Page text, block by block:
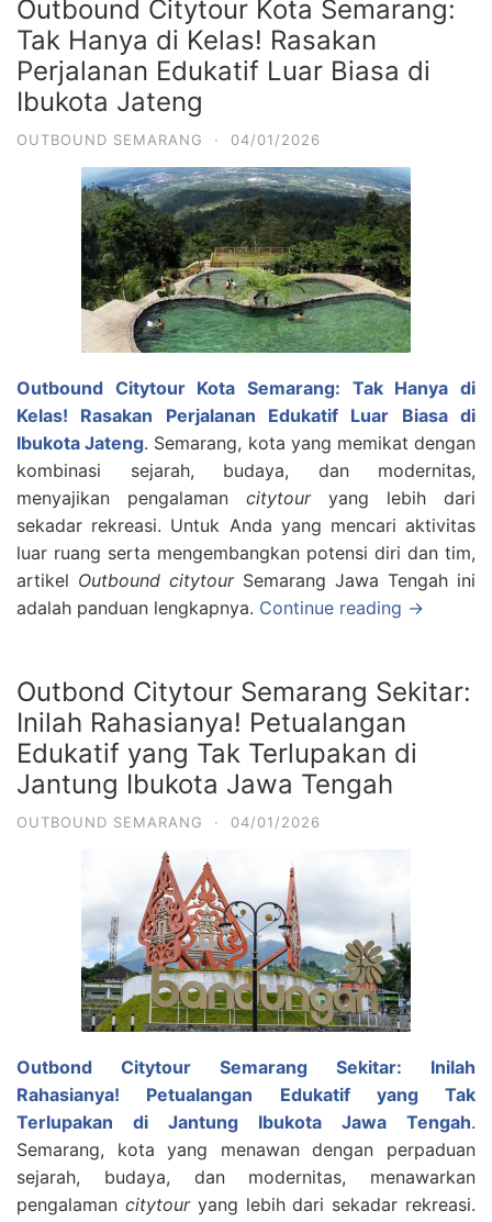
Outbound Citytour Kota Semarang:
Tak Hanya di Kelas! Rasakan
Perjalanan Edukatif Luar Biasa di
Ibukota Jateng
OUTBOUND SEMARANG · 04/01/2026
Outbound Citytour Kota Semarang: Tak Hanya di
Kelas! Rasakan Perjalanan Edukatif Luar Biasa di
Ibukota Jateng. Semarang, kota yang memikat dengan
kombinasi sejarah, budaya, dan modernitas,
menyajikan pengalaman citytouryang lebih dari
sekadar rekreasi. Untuk Anda yang mencari aktivitas
luar ruang serta mengembangkan potensi diri dan tim,
artikel Outbound citytourSemarang Jawa Tengah ini
adalah panduan lengkapnya. Continue reading →
Outbond Citytour Semarang Sekitar:
Inilah Rahasianya! Petualangan
Edukatif yang Tak Terlupakan di
Jantung Ibukota Jawa Tengah
OUTBOUND SEMARANG · 04/01/2026
Outbond Citytour Semarang Sekitar: Inilah
Rahasianya! Petualangan Edukatif yang Tak
Terlupakan di Jantung Ibukota Jawa Tengah.
Semarang, kota yang menawan dengan perpaduan
sejarah, budaya, dan modernitas, menawarkan
pengalaman citytouryang lebih dari sekadar rekreasi.